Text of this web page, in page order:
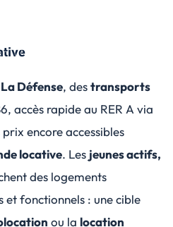
La Défense, destransports
accès rapide au RER A via
encore accessibles
locative. Les jeunes actifs,
des logements
et fonctionnels : une cible
ou la location